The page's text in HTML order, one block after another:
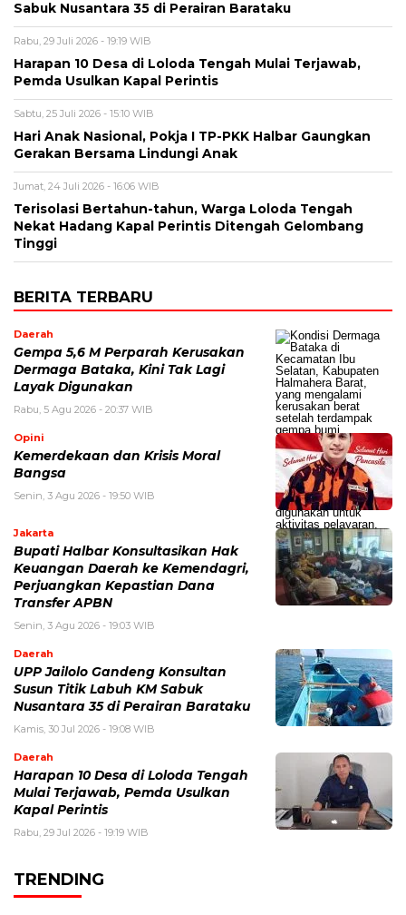
Sabuk Nusantara 35 di Perairan Barataku
Rabu, 29 Juli 2026 - 19:19 WIB
Harapan 10 Desa di Loloda Tengah Mulai Terjawab,
Pemda Usulkan Kapal Perintis
Sabtu, 25 Juli 2026 - 15:10 WIB
Hari Anak Nasional, Pokja I TP-PKK Halbar Gaungkan
Gerakan Bersama Lindungi Anak
Jumat, 24 Juli 2026 - 16:06 WIB
Terisolasi Bertahun-tahun, Warga Loloda Tengah
Nekat Hadang Kapal Perintis Ditengah Gelombang
Tinggi
BERITA TERBARU
Daerah
Gempa 5,6 M Perparah Kerusakan
Dermaga Bataka, Kini Tak Lagi
Layak Digunakan
Rabu, 5 Agu 2026 - 20:37 WIB
Opini
Kemerdekaan dan Krisis Moral
Bangsa
Senin, 3 Agu 2026 - 19:50 WIB
Jakarta
Bupati Halbar Konsultasikan Hak
Keuangan Daerah ke Kemendagri,
Perjuangkan Kepastian Dana
Transfer APBN
Senin, 3 Agu 2026 - 19:03 WIB
Daerah
UPP Jailolo Gandeng Konsultan
Susun Titik Labuh KM Sabuk
Nusantara 35 di Perairan Barataku
Kamis, 30 Jul 2026 - 19:08 WIB
Daerah
Harapan 10 Desa di Loloda Tengah
Mulai Terjawab, Pemda Usulkan
Kapal Perintis
Rabu, 29 Jul 2026 - 19:19 WIB
TRENDING